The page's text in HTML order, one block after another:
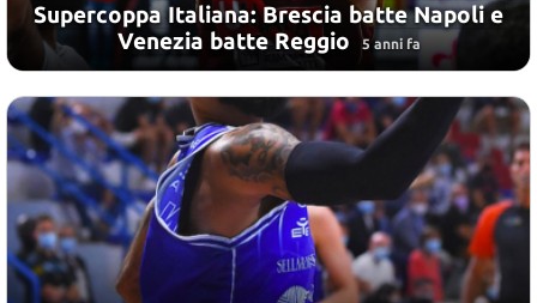
Supercoppa Italiana: Brescia batte Napoli e
Venezia batte Reggio
5 anni fa